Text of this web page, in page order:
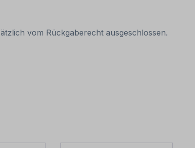
vom Rückgaberecht ausgeschlossen.